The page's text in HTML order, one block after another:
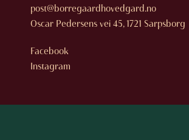
post@borregaardhovedgard.no
Oscar Pedersens vei 45, 1721 Sarpsborg
Facebook
Instagram